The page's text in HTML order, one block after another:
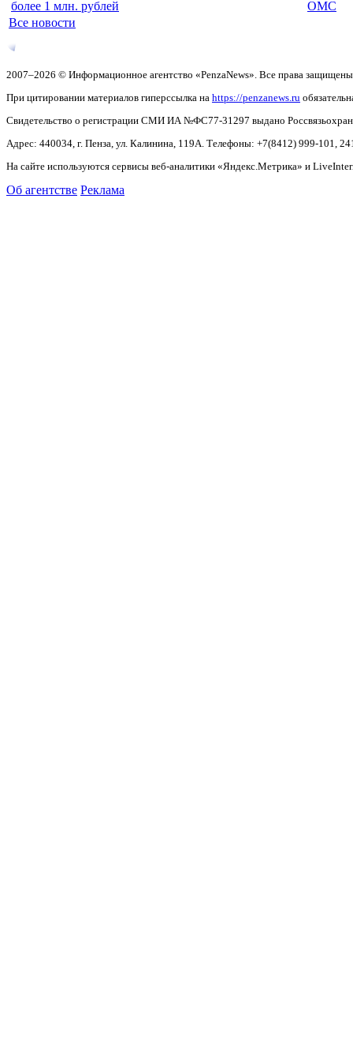
более 1 млн. рублей
ОМС
Все новости
2007–2026 © Информационное агентство «PenzaNews». Все права
При цитировании материалов гиперссылка на https://penzanews.ru
Свидетельство о регистрации СМИ ИА №ФС77-31297 выдано
Адрес: 440034, г. Пенза, ул. Калинина, 119А. Телефоны: +7(8412) 999-101,
На сайте используются сервисы веб-аналитики «Яндекс.Метрика» и
Об агентстве Реклама